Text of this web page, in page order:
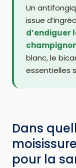
Un
issue
d’endiguer
blanc, le
essentielles
Dans
pour la